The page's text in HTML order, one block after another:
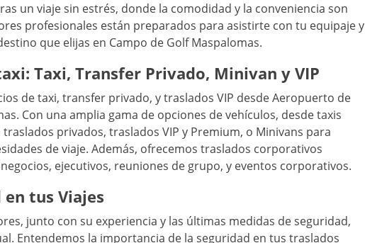
un viaje sin estrés, donde la comodidad y la conveniencia son
profesionales están preparados para asistirte con tu equipaje y
que elijas en Campo de Golf Maspalomas.
Taxi, Transfer Privado, Minivan y VIP
de taxi, transfer privado, y traslados VIP desde Aeropuerto de
Con una amplia gama de opciones de vehículos, desde taxis
privados, traslados VIP y Premium, o Minivans para
de viaje. Además, ofrecemos traslados corporativos
ejecutivos, reuniones de grupo, y eventos corporativos.
tus Viajes
junto con su experiencia y las últimas medidas de seguridad,
Entendemos la importancia de la seguridad en tus traslados